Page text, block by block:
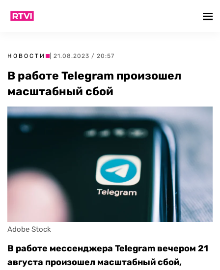
НОВОСТИ | 21.08.2023 / 20:57
В работе Telegram произошел
масштабный сбой
Adobe Stock
В работе мессенджера Telegram вечером 21
августа произошел масштабный сбой,